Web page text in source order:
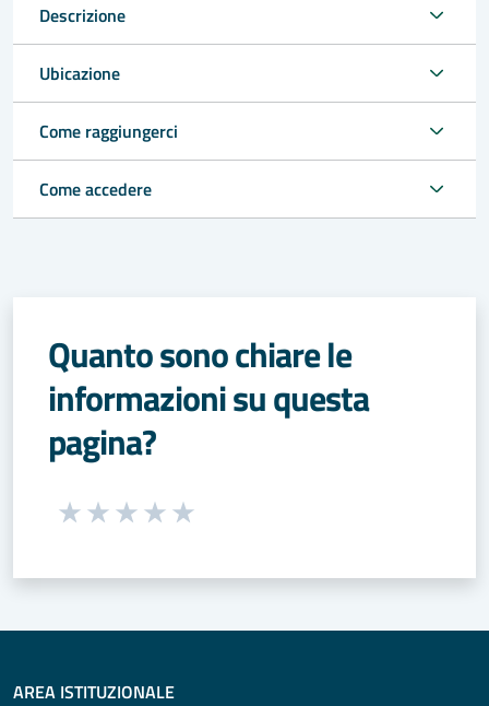
Descrizione
Ubicazione
Come raggiungerci
Come accedere
Quanto sono chiare le
informazioni su questa
pagina?
Seleziona una valutazione da 1 a 5 stelle
AREA ISTITUZIONALE